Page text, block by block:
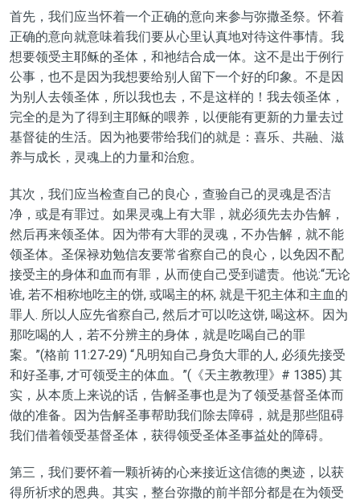
首先，我们应当怀着一个正确的意向来参与弥撒圣祭。怀着
正确的意向就意味着我们要从心里认真地对待这件事情。我
想要领受主耶稣的圣体，和祂结合成一体。这不是出于例行
公事，也不是因为我想要给别人留下一个好的印象。不是因
为别人去领圣体，所以我也去，不是这样的！我去领圣体，
完全的是为了得到主耶稣的喂养，以便能有更新的力量去过
基督徒的生活。因为祂要带给我们的就是：喜乐、共融、滋
养与成长，灵魂上的力量和治愈。
其次，我们应当检查自己的良心，查验自己的灵魂是否洁
净，或是有罪过。如果灵魂上有大罪，就必须先去办告解，
然后再来领圣体。因为带有大罪的灵魂，不办告解，就不能
领圣体。 圣保禄劝勉信友要常省察自己的良心， 以免因不配
接受主的身体和血而有罪，从而使自己受到谴责。他说:“无论
谁, 若不相称地吃主的饼, 或喝主的杯, 就是干犯主体和主血的
罪人. 所以人应先省察自己, 然后才可以吃这饼, 喝这杯。因为
那吃喝的人，若不分辨主的身体，就是吃喝自己的罪
案。”(格前 11:27‐29) “凡明知自己身负大罪的人, 必须先接受
和好圣事, 才可领受主的体血。”(《天主教教理》 # 1385) 其
实， 从本质上来说的话，告解圣事也是为了领受基督圣体而
做的准备。因为告解圣事帮助我们除去障碍，就是那些阻碍
我们借着领受基督圣体，获得领受圣体圣事益处的障碍。
第三，我们要怀着一颗祈祷的心来接近这信德的奥迹，以获
得所祈求的恩典。其实，整台弥撒的前半部分都是在为领受